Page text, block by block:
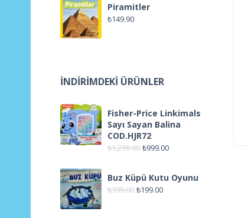
Piramitler
₺149.90
İNDIRIMDEKI ÜRÜNLER
Fisher-Price Linkimals
Sayı Sayan Balina
COD.HJR72
₺1,299.00 ₺999.00
Buz Küpü Kutu Oyunu
₺399.00 ₺199.00